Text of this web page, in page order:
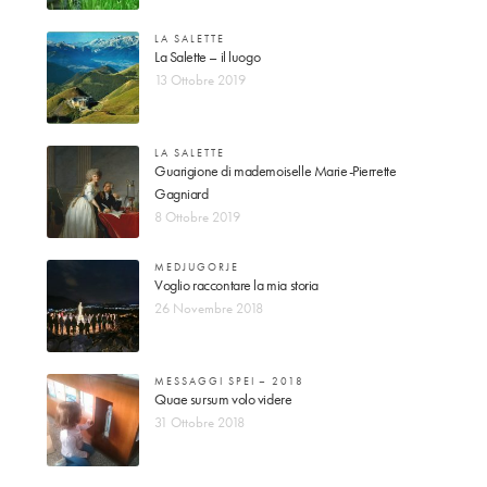
LA SALETTE
La Salette – il luogo
13 Ottobre 2019
LA SALETTE
Guarigione di mademoiselle Marie-Pierrette
Gagniard
8 Ottobre 2019
MEDJUGORJE
Voglio raccontare la mia storia
26 Novembre 2018
MESSAGGI SPEI – 2018
Quae sursum volo videre
31 Ottobre 2018